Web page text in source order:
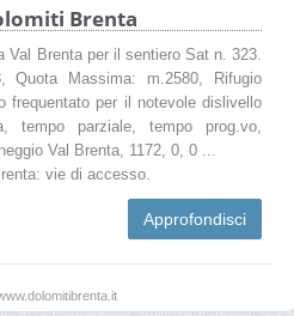
Brenta
Brenta per il sentiero Sat n. 323.
Quota Massima: m.2580, Rifugio
frequentato per il notevole dislivello
tempo parziale, tempo prog.vo,
Val Brenta, 1172, 0, 0 ...
vie di accesso.
Approfondisci